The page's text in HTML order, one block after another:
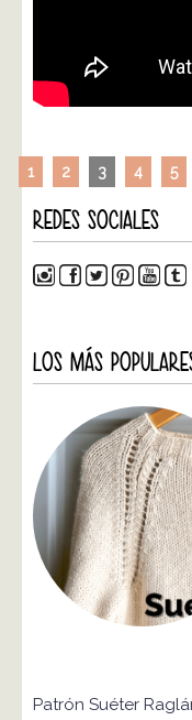
1 2 3 4 5
REDES SOCIALES
LOS MÁS
Patrón Suéter